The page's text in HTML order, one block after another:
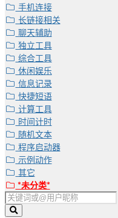
手机连接
长链接相关
聊天辅助
独立工具
综合工具
休闲娱乐
信息记录
快捷短语
计算工具
时间计时
随机文本
程序启动器
示例动作
其它
*未分类*